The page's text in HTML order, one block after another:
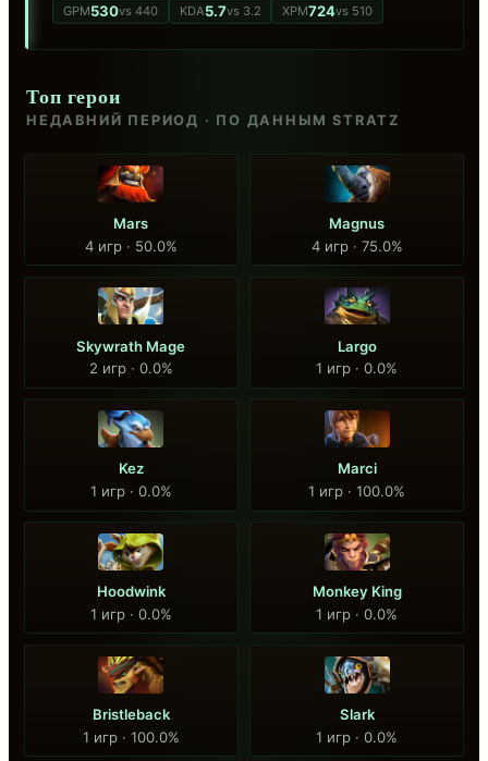
GPM530vs 440 KDA5.7vs 3.2 XPM724vs 510
Топ герои
НЕДАВНИЙ ПЕРИОД · ПО ДАННЫМ STRATZ
Mars
4 игр · 50.0%
Magnus
4 игр · 75.0%
Skywrath Mage
2 игр · 0.0%
Largo
1 игр · 0.0%
Kez
1 игр · 0.0%
Marci
1 игр · 100.0%
Hoodwink
1 игр · 0.0%
Monkey King
1 игр · 0.0%
Bristleback
1 игр · 100.0%
Slark
1 игр · 0.0%